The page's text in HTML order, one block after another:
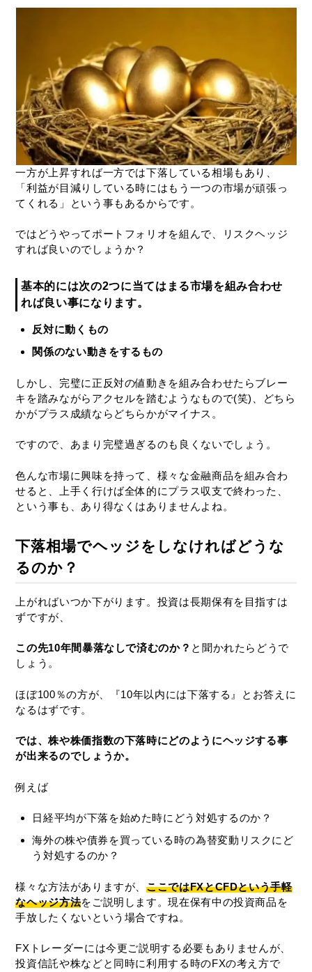
一方が上昇すれば一方では下落している相場もあり、
「利益が目減りしている時にはもう一つの市場が頑張っ
てくれる」という事もあるからです。
ではどうやってポートフォリオを組んで、リスクヘッジ
すれば良いのでしょうか？
基本的には次の2つに当てはまる市場を組み合わせ
れば良い事になります。
反対に動くもの
関係のない動きをするもの
しかし、完璧に正反対の値動きを組み合わせたらブレー
キを踏みながらアクセルを踏むようなもので(笑)、どちら
かがプラス成績ならどちらかがマイナス。
ですので、あまり完璧過ぎるのも良くないでしょう。
色んな市場に興味を持って、様々な金融商品を組み合わ
せると、上手く行けば全体的にプラス収支で終わった、
という事も、あり得なくはありませんよね。
下落相場でヘッジをしなければどうな
るのか？
上がればいつか下がります。投資は長期保有を目指すは
ずですが、
この先10年間暴落なしで済むのか？ と聞かれたらどうで
しょう。
ほぼ100％の方が、『10年以内には下落する』とお答えに
なるはずです。
では、株や株価指数の下落時にどのようにヘッジする事
が出来るのでしょうか。
例えば
日経平均が下落を始めた時にどう対処するのか？
海外の株や債券を買っている時の為替変動リスクにど
う対処するのか？
様々な方法がありますが、ここではFXとCFDという手軽
なヘッジ方法をご説明します。現在保有中の投資商品を
手放したくないという場合ですね。
FXトレーダーには今更ご説明する必要もありませんが、
投資信託や株などと同時に利用する時のFXの考え方で